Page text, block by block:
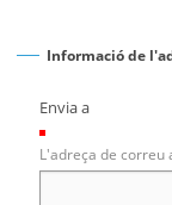
Informació de
Envia a
L'adreça de correu